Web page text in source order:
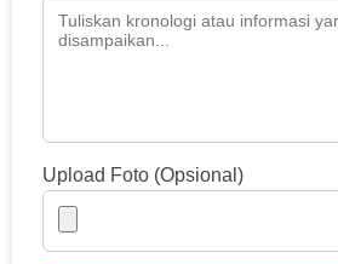
Upload Foto (Opsional)